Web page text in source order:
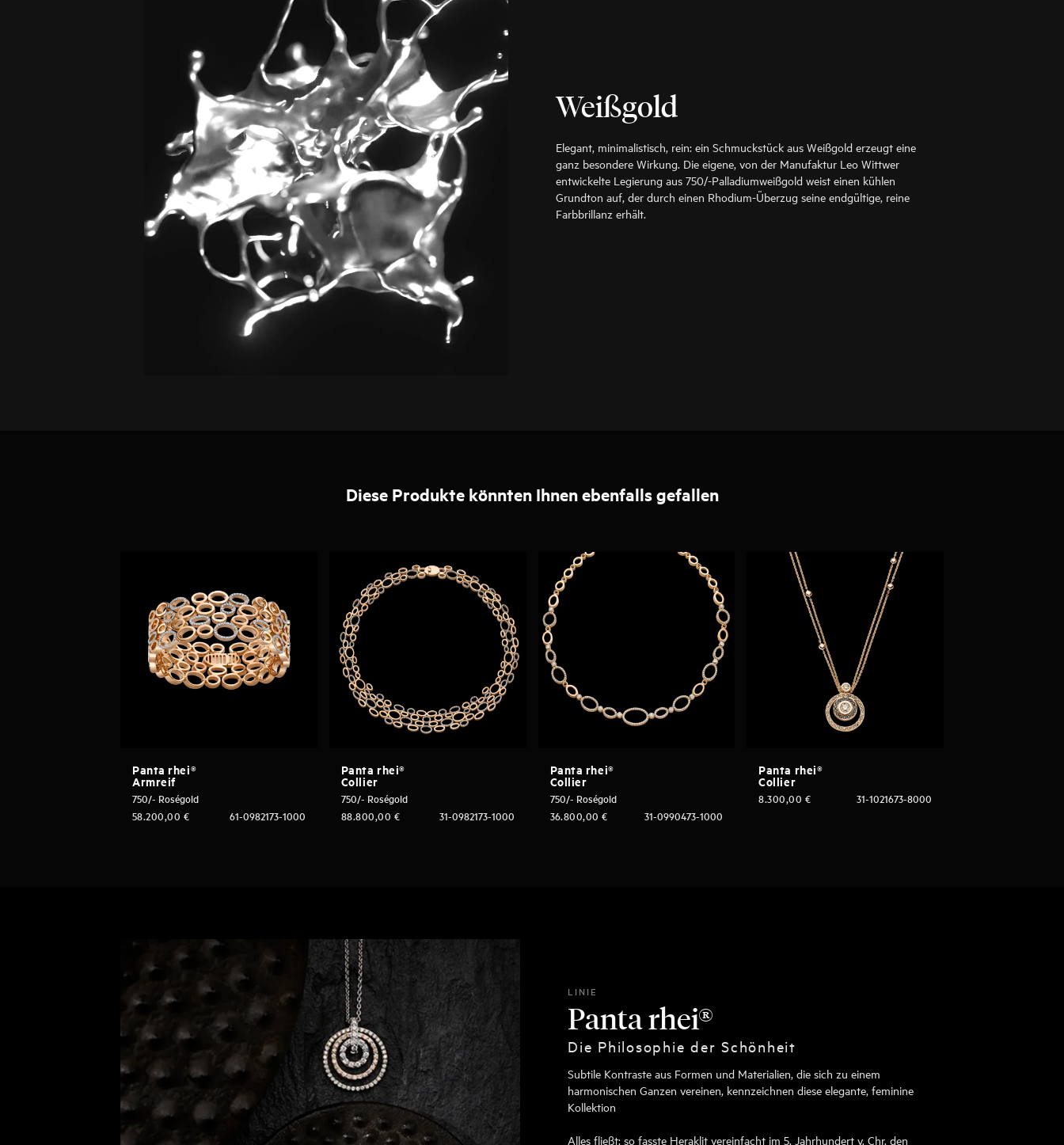
Weißgold
Elegant, minimalistisch, rein: ein Schmuckstück aus Weißgold erzeugt eine
ganz besondere Wirkung. Die eigene, von der Manufaktur Leo Wittwer
entwickelte Legierung aus 750/-Palladiumweißgold weist einen kühlen
Grundton auf, der durch einen Rhodium-Überzug seine endgültige, reine
Farbbrillanz erhält.
Diese Produkte könnten Ihnen ebenfalls gefallen
Panta rhei®
Armreif
750/- Roségold
61-0982173-1000
58.200,00 €
Panta rhei®
Collier
750/- Roségold
31-0982173-1000
88.800,00 €
Panta rhei®
Collier
750/- Roségold
31-0990473-1000
36.800,00€
Panta rhei®
Collier
31-1021673-8000
8.300,00 €
LINIE
Panta rhei®
Die Philosophie der Schönheit
Subtile Kontraste aus Formen und Materialien, die sich zu einem
harmonischen Ganzen vereinen, kennzeichnen diese elegante, feminine
Kollektion
Alles fließt: so fasste Heraklit vereinfacht im 5. Jahrhundert v. Chr. den